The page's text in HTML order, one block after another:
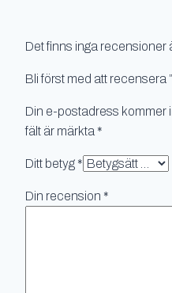
Det finns inga recensioner
Bli först med att recensera
Din e-postadress kommer
fält är märkta *
Ditt betyg *
Din recension *